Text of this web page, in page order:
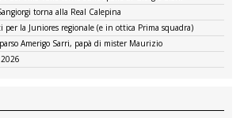
torna alla Real Calepina
per la Juniores regionale (e in ottica Prima squadra)
Amerigo Sarri, papà di mister Maurizio